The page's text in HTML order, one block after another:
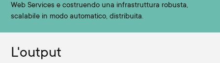
Web Services e costruendo una infrastruttura robusta,
scalabile in modo automatico, distribuita.
L'output